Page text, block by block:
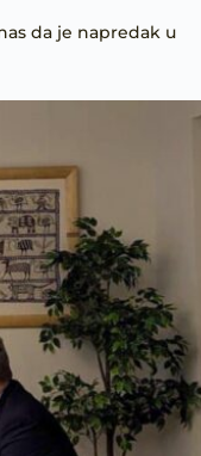
da je napredak u